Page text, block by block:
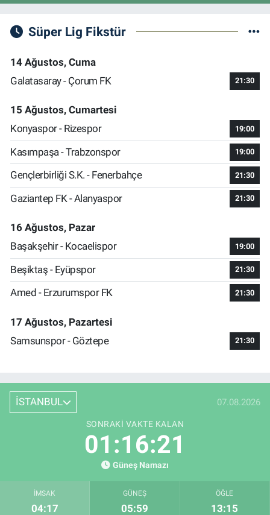
Süper Lig Fikstür
14 Ağustos, Cuma
Galatasaray - Çorum FK
21:30
15 Ağustos, Cumartesi
Konyaspor - Rizespor
19:00
Kasımpaşa - Trabzonspor 19:00
Gençlerbirliği S.K. - Fenerbahçe 21:30
Gaziantep FK - Alanyaspor 21:30
16 Ağustos, Pazar
Başakşehir - Kocaelispor
19:00
Beşiktaş - Eyüpspor 21:30
Amed - Erzurumspor FK 21:30
17 Ağustos, Pazartesi
Samsunspor - Göztepe
21:30
İSTANBUL 07.08.2026
SONRAKI VAKTE KALAN
01:16:20
Güneş Namazı
İMSAK
04:17
GÜNEŞ
05:59
ÖĞLE
13:15